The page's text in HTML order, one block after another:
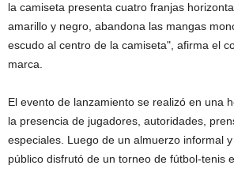
la camiseta presenta cuatro franjas
amarillo y negro, abandona las mangas
escudo al centro de la camiseta", afirma el
marca.
El evento de lanzamiento se realizó en una
la presencia de jugadores, autoridades,
especiales. Luego de un almuerzo informal
público disfrutó de un torneo de fútbol-tenis